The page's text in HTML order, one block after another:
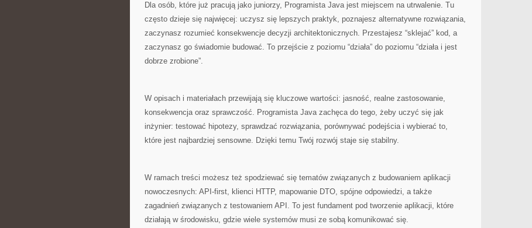
Dla osób, które już pracują jako juniorzy, Programista Java jest miejscem na utrwalenie. Tu
często dzieje się najwięcej: uczysz się lepszych praktyk, poznajesz alternatywne rozwiązania,
zaczynasz rozumieć konsekwencje decyzji architektonicznych. Przestajesz “sklejać” kod, a
zaczynasz go świadomie budować. To przejście z poziomu “działa” do poziomu “działa i jest
dobrze zrobione”.
W opisach i materiałach przewijają się kluczowe wartości: jasność, realne zastosowanie,
konsekwencja oraz sprawczość. Programista Java zachęca do tego, żeby uczyć się jak
inżynier: testować hipotezy, sprawdzać rozwiązania, porównywać podejścia i wybierać to,
które jest najbardziej sensowne. Dzięki temu Twój rozwój staje się stabilny.
W ramach treści możesz też spodziewać się tematów związanych z budowaniem aplikacji
nowoczesnych: API-first, klienci HTTP, mapowanie DTO, spójne odpowiedzi, a także
zagadnień związanych z testowaniem API. To jest fundament pod tworzenie aplikacji, które
działają w środowisku, gdzie wiele systemów musi ze sobą komunikować się.